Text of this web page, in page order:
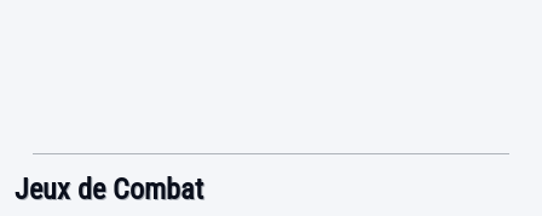
Jeux de Combat